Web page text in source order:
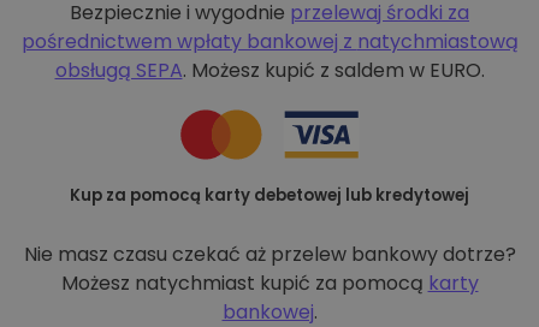
Bezpiecznie i wygodnie przelewaj środki za
pośrednictwem wpłaty bankowej z natychmiastową
obsługą SEPA. Możesz kupić z saldem w EURO.
Kup za pomocą karty debetowej lub kredytowej
Nie masz czasu czekać aż przelew bankowy dotrze?
Możesz natychmiast kupić za pomocą karty
bankowej.